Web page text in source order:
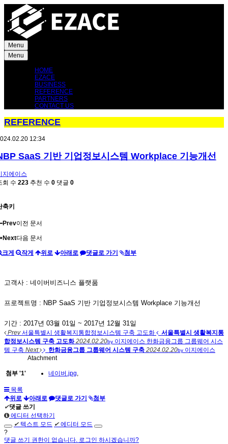
Menu
Menu
HOME
EZACE
BUSINESS
REFERENCE
PARTNERS
CONTACT US
REFERENCE
12:34
SaaS 기반 기업정보시스템 Workplace 기능개선
지에이스
회 수 223 추천 수 0 댓글 0
축키
Prev이전 문서
Next다음 문서
크게 작게 위로 아래로 댓글로 가기 첨부
고객사 : 네이버비즈니스 플랫품
프로젝트명 : NBP SaaS 기반 기업정보시스템 Workplace 기능개선
기간 : 2017년 03월 01일 ~ 2017년 12월 31일
Prev서울특별시 생활복지통합정보시스템 구축 고도화
서울특별시 생활복지통
합정보시스템 구축 고도화 2024.02.20by 이지에이스 한화금융그룹 그룹웨어 시스
템 구축 Next 한화금융그룹 그룹웨어 시스템 구축 2024.02.20by 이지에이스
Atachment
첨부 '1' 네이버.jpg
목록
위로
아래로 댓글로 가기
첨부
✔댓글 쓰기
에디터 선택하기
✔ 텍스트 모드 ✔에디터 모드
?
댓글 쓰기 권한이 없습니다. 로그인 하시겠습니까?